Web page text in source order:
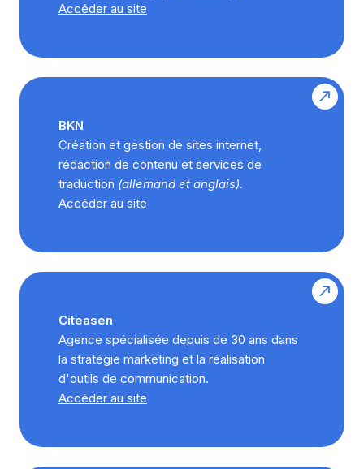
Accéder au site
BKN
Création et gestion de sites internet,
rédaction de contenu et services de
traduction (allemand et anglais).
Accéder au site
Citeasen
Agence spécialisée depuis de 30 ans dans
la stratégie marketing et la réalisation
d'outils de communication.
Accéder au site